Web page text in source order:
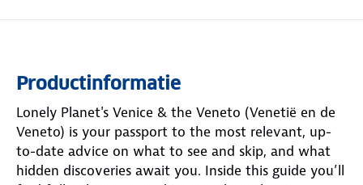
Productinformatie
Lonely Planet's Venice & the Veneto (Venetië en de
Veneto) is your passport to the most relevant, up-
to-date advice on what to see and skip, and what
hidden discoveries await you. Inside this guide you’ll